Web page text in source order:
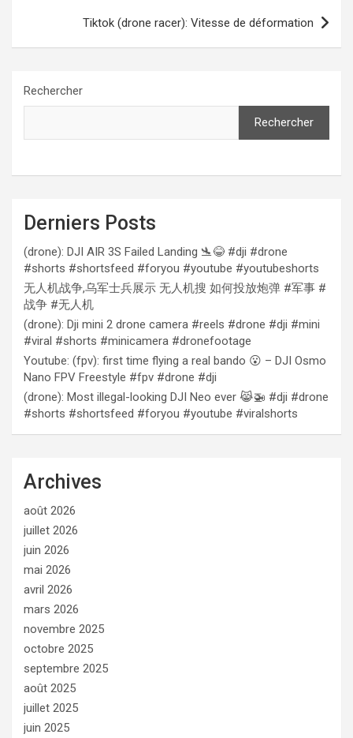
Tiktok (drone racer): Vitesse de déformation
Rechercher
Rechercher
Derniers Posts
(drone): DJI AIR 3S Failed Landing 🛬😂 #dji #drone
#shorts #shortsfeed #foryou #youtube #youtubeshorts
无人机战争,乌军士兵展示 无人机搜 如何投放炮弹 #军事 #
战争 #无人机
(drone): Dji mini 2 drone camera #reels #drone #dji #mini
#viral #shorts #minicamera #dronefootage
Youtube: (fpv): first time flying a real bando 😮 – DJI Osmo
Nano FPV Freestyle #fpv #drone #dji
(drone): Most illegal-looking DJI Neo ever 😹🚁 #dji #drone
#shorts #shortsfeed #foryou #youtube #viralshorts
Archives
août 2026
juillet 2026
juin 2026
mai 2026
avril 2026
mars 2026
novembre 2025
octobre 2025
septembre 2025
août 2025
juillet 2025
juin 2025